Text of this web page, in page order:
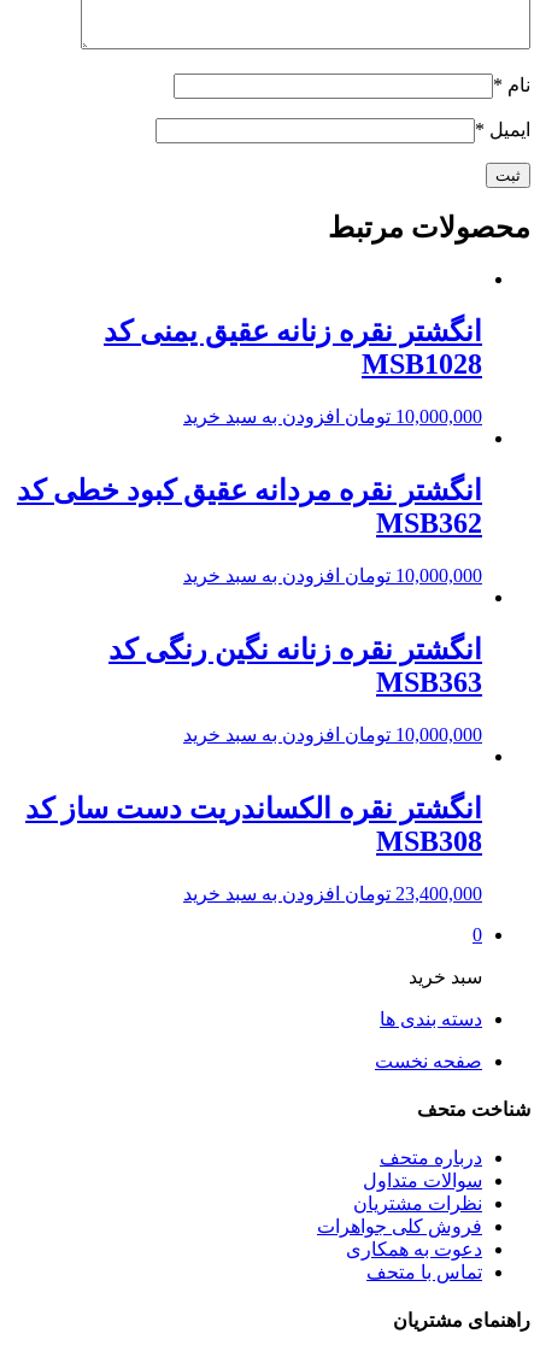
نام *
ایمیل *
محصولات مرتبط
انگشتر نقره زنانه عقیق یمنی کد
MSB1028
10,000,000 تومان افزودن به سبد خرید
انگشتر نقره مردانه عقیق کبود خطی کد
MSB362
10,000,000 تومان افزودن به سبد خرید
انگشتر نقره زنانه نگین رنگی کد
MSB363
10,000,000 تومان افزودن به سبد خرید
انگشتر نقره الکساندریت دست ساز کد
MSB308
23,400,000 تومان افزودن به سبد خرید
0
سبد خرید
دسته بندی ها
صفحه نخست
شناخت متحف
درباره متحف
سوالات متداول
نظرات مشتریان
فروش کلی جواهرات
دعوت به همکاری
تماس با متحف
راهنمای مشتریان